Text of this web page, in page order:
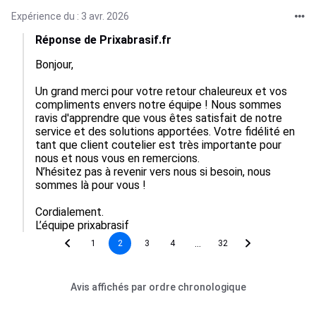
Expérience du : 3 avr. 2026
Réponse de Prixabrasif.fr
Bonjour,
Un grand merci pour votre retour chaleureux et vos
compliments envers notre équipe ! Nous sommes
ravis d'apprendre que vous êtes satisfait de notre
service et des solutions apportées. Votre fidélité en
tant que client coutelier est très importante pour
nous et nous vous en remercions.
N’hésitez pas à revenir vers nous si besoin, nous
sommes là pour vous !
Cordialement.
L’équipe prixabrasif
1 2 3 4 32
Avis affichés par ordre chronologique